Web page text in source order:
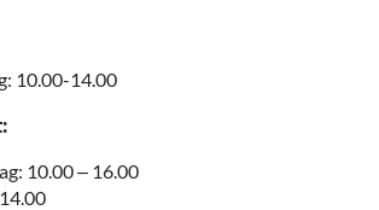
10.00-14.00
10.00 – 16.00